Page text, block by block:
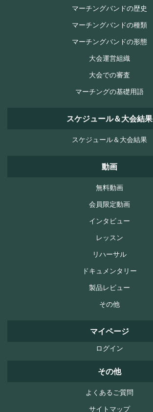
マーチングバンドの歴史
マーチングバンドの種類
マーチングバンドの形態
大会運営組織
大会での審査
マーチングの基礎用語
スケジュール＆大会結果
スケジュール＆大会結果
動画
無料動画
会員限定動画
インタビュー
レッスン
リハーサル
ドキュメンタリー
製品レビュー
その他
マイページ
ログイン
その他
よくあるご質問
サイトマップ